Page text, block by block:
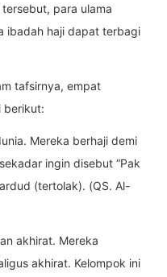
para ulama
ibadah haji dapat terbagi
tafsirnya, empat
berikut:
Mereka berhaji demi
ingin disebut “Pak
(tertolak). (QS. Al-
akhirat. Mereka
akhirat. Kelompok ini